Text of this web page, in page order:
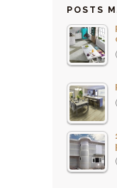
POSTS